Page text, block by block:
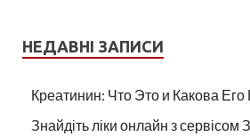
НЕДАВНІ ЗАПИСИ
Креатинин: Что Это и Какова
Знайдіть ліки онлайн з сервісом